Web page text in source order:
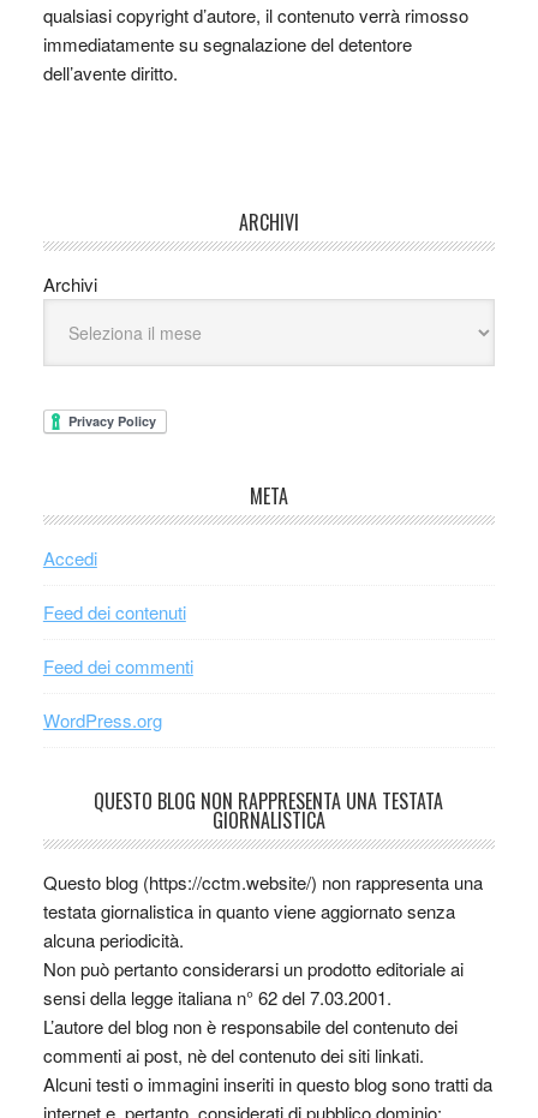
qualsiasi copyright d’autore, il contenuto verrà rimosso
immediatamente su segnalazione del detentore
dell’avente diritto.
ARCHIVI
Archivi
META
Accedi
Feed dei contenuti
Feed dei commenti
WordPress.org
QUESTO BLOG NON RAPPRESENTA UNA TESTATA
GIORNALISTICA
Questo blog (https://cctm.website/) non rappresenta una
testata giornalistica in quanto viene aggiornato senza
alcuna periodicità.
Non può pertanto considerarsi un prodotto editoriale ai
sensi della legge italiana n° 62 del 7.03.2001.
L’autore del blog non è responsabile del contenuto dei
commenti ai post, nè del contenuto dei siti linkati.
Alcuni testi o immagini inseriti in questo blog sono tratti da
internet e, pertanto, considerati di pubblico dominio;